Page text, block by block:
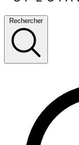
Rechercher